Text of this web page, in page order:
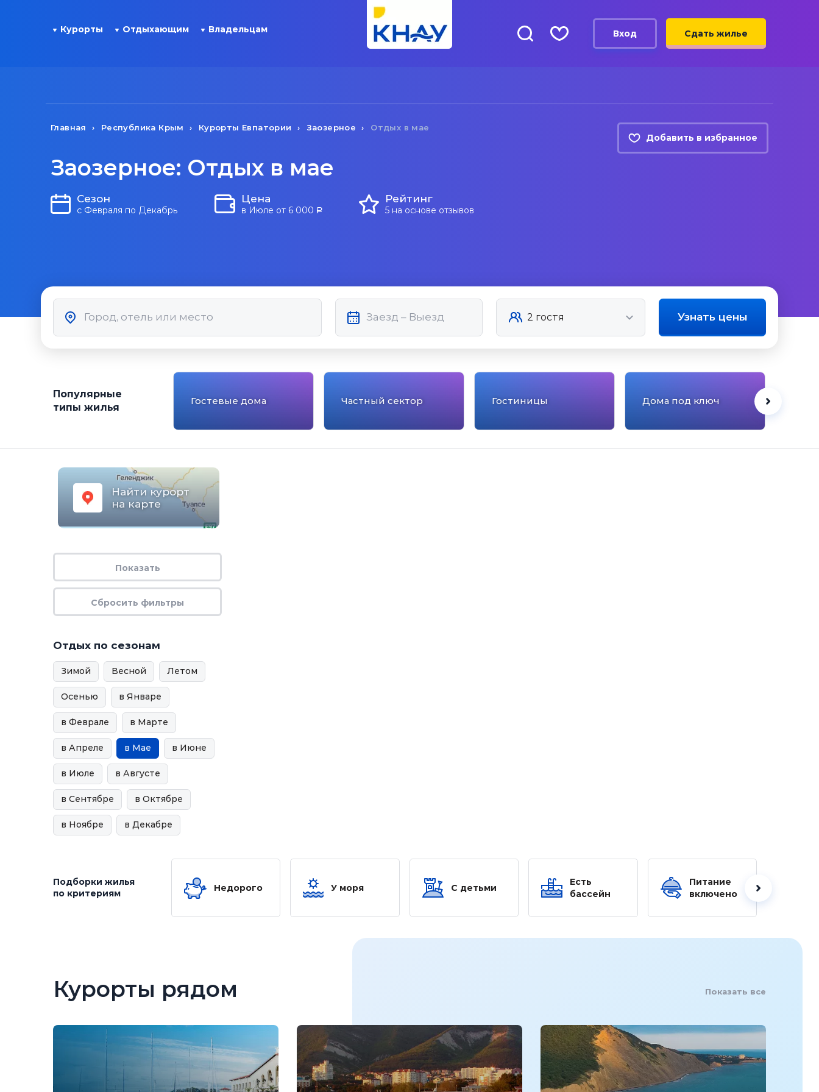
Курорты Отдыхающим Владельцам Вход Сдать жилье
Главная Республика Крым Курорты Евпатории Заозерное Отдых в мае
Добавить в избранное
Заозерное: Отдых в мае
Сезон
с Февраля по Декабрь
Цена
в Июле от 6 000 a
Рейтинг
5 на основе отзывов
Узнать цены
Популярные
типы жилья
Гостевые дома Частный сектор Гостиницы Дома под ключ
Найти курорт
на карте
Отдых по сезонам
Зимой Весной Летом
Осенью в Январе
в Феврале в Марте
в Апреле в Мае в Июне
в Июле в Августе
в Сентябре в Октябре
в Ноябре в Декабре
Подборки жилья
по критериям
Недорого У моря С детьми
Есть
бассейн
Питание
включено
Курорты рядом Показать все